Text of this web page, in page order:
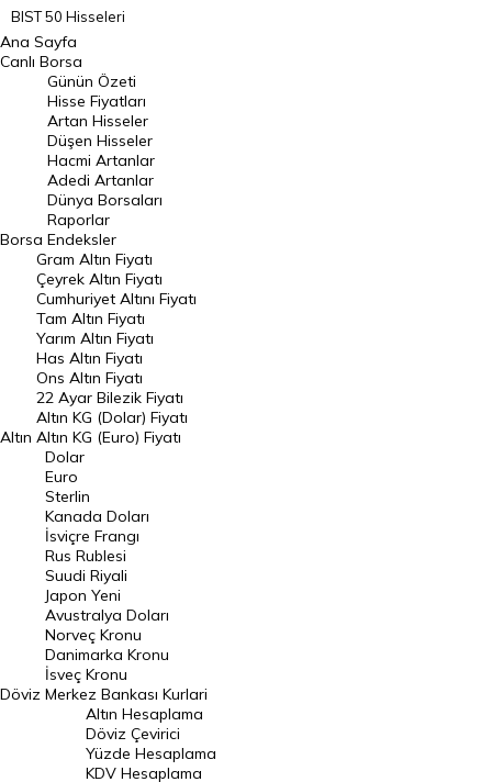
BIST 50 Hisseleri
BIST 100 Hisseleri
En Çok Artan Hisseler
En Çok Düşen Hisseler
Hacmi Artanlar
Geçmiş Kapanışlar
Dünya Borsaları
Raporlar
Endeksler
DÖVİZ
Döviz Kuru
Dolar Kuru
Euro Kuru
Pound Kuru
Frank Kuru
Riyal Kuru
Avustralya Doları
Danimarka Kronu Kuru
Kanada Doları Kuru
Norveç Kronu Kuru
İsveç Kronu Kuru
Japon Yeni Kuru
Ana Sayfa
Canlı Borsa
Borsa
Günün Özeti
Hisse Fiyatları
Artan Hisseler
Düşen Hisseler
Hacmi Artanlar
Adedi Artanlar
Dünya Borsaları
Raporlar
Endeksler
Altın
Gram Altın Fiyatı
Çeyrek Altın Fiyatı
Cumhuriyet Altını Fiyatı
Tam Altın Fiyatı
Yarım Altın Fiyatı
Has Altın Fiyatı
Ons Altın Fiyatı
22 Ayar Bilezik Fiyatı
Altın KG (Dolar) Fiyatı
Altın KG (Euro) Fiyatı
Döviz
Dolar
Euro
Sterlin
Kanada Doları
İsviçre Frangı
Rus Rublesi
Suudi Riyali
Japon Yeni
Avustralya Doları
Norveç Kronu
Danimarka Kronu
İsveç Kronu
Merkez Bankası Kurlari
Altın Hesaplama
Döviz Çevirici
Yüzde Hesaplama
KDV Hesaplama